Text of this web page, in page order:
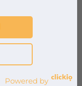
Powered by